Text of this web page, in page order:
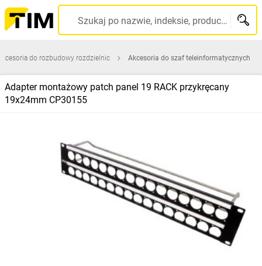
Szukaj po nazwie, indeksie, producencie, kodzie kreskowym...
do rozbudowy rozdzielnic Akcesoria do szaf teleinformatycznych
Adapter montażowy patch panel 19 RACK przykręcany
19x24mm CP30155